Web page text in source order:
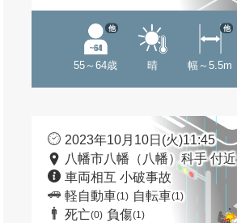
55～64歳
他
晴 幅～5.5m
他
2023年10月10日(火)11:45
八幡市八幡（八幡）科手 付近
車両相互 小破事故
軽自動車(1) 自転車(1)
死亡(0) 負傷(1)